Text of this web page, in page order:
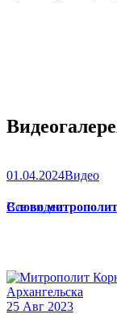
01.04.2024Видео
Слово
Все видео
25 Авг 2023